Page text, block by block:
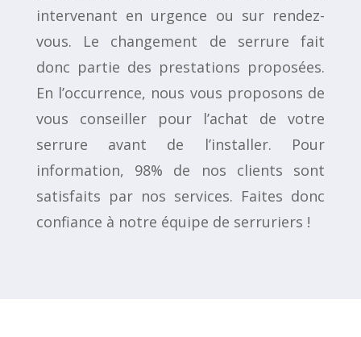
intervenant en urgence ou sur rendez-
vous. Le changement de serrure fait
donc partie des prestations proposées.
En l’occurrence, nous vous proposons de
vous conseiller pour l’achat de votre
serrure avant de l’installer. Pour
information, 98% de nos clients sont
satisfaits par nos services. Faites donc
confiance à notre équipe de serruriers !